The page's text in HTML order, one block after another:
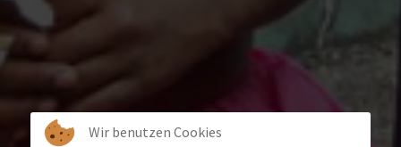
Wir benutzen Cookies